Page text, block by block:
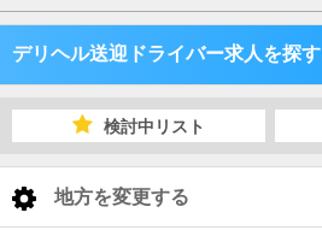
デリヘル送迎ドライバー求人を探す
神奈川県
検討中リスト
地方を変更する